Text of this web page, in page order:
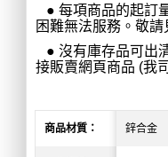
●每項商品的起訂
困難無法服務。敬請
●沒有庫存品可出
接販賣網頁商品 (我
商品材質： 鋅合金